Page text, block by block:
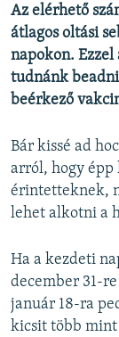
Valamennyi
Az elérhető
átlagos oltási
napokon. Ezzel
tudnánk
beérkező
Bár kissé ad
arról, hogy épp
érintetteknek,
lehet alkotni a
Ha a kezdeti
december 31-re
január 18-ra
kicsit több mint